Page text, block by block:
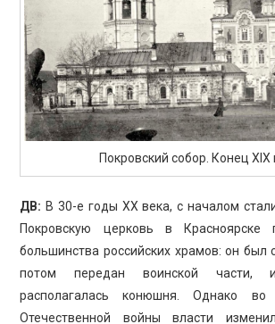
Покровский собор. Конец XIX
ДВ: В 30-е годы ХХ века, с началом
Покровскую церковь в Красноярске
большинства российских храмов: он был
потом передан воинской части,
располагалась конюшня. Однако
Отечественной войны власти